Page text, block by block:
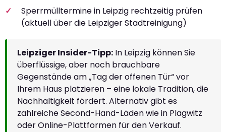
Sperrmülltermine in Leipzig rechtzeitig prüfen
(aktuell über die Leipziger Stadtreinigung)
Leipziger Insider-Tipp: In Leipzig können Sie
überflüssige, aber noch brauchbare
Gegenstände am „Tag der offenen Tür“ vor
Ihrem Haus platzieren – eine lokale Tradition, die
Nachhaltigkeit fördert. Alternativ gibt es
zahlreiche Second-Hand-Läden wie in Plagwitz
oder Online-Plattformen für den Verkauf.